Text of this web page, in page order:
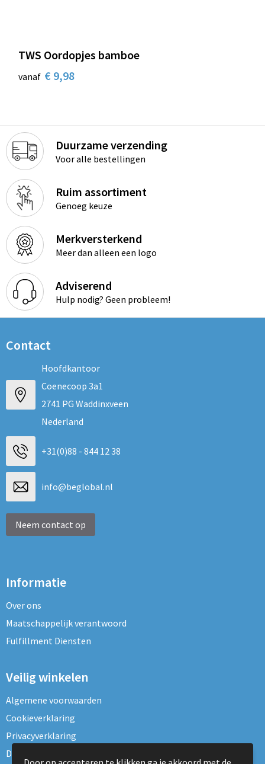
TWS Oordopjes bamboe
vanaf € 9,98
Duurzame verzending
Voor alle bestellingen
Ruim assortiment
Genoeg keuze
Merkversterkend
Meer dan alleen een logo
Adviserend
Hulp nodig? Geen probleem!
Contact
Hoofdkantoor
Coenecoop 3a1
2741 PG Waddinxveen
Nederland
+31(0)88 - 844 12 38
info@beglobal.nl
Neem contact op
Informatie
Over ons
Maatschappelijk verantwoord
Fulfillment Diensten
Veilig winkelen
Algemene voorwaarden
Cookieverklaring
Privacyverklaring
Disclaimer